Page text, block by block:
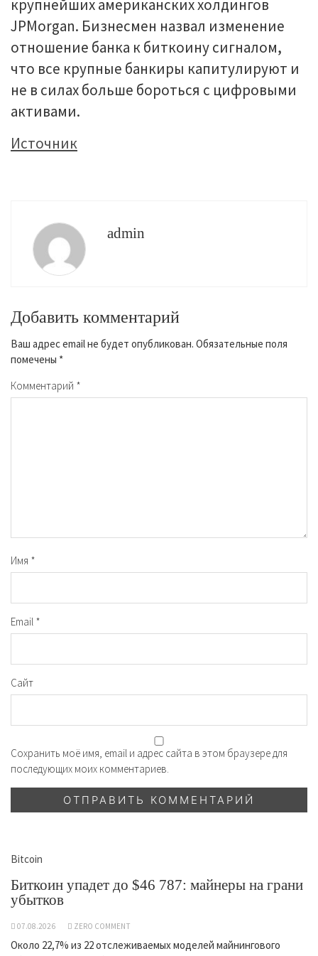
крупнейших американских холдингов
JPMorgan. Бизнесмен назвал изменение
отношение банка к биткоину сигналом,
что все крупные банкиры капитулируют и
не в силах больше бороться с цифровыми
активами.
Источник
admin
Добавить комментарий
Ваш адрес email не будет опубликован. Обязательные поля
помечены *
Комментарий *
Имя *
Email *
Сайт
Сохранить моё имя, email и адрес сайта в этом браузере для
последующих моих комментариев.
Bitcoin
Биткоин упадет до $46 787: майнеры на грани
убытков
07.08.2026 ZERO COMMENT
Около 22,7% из 22 отслеживаемых моделей майнингового